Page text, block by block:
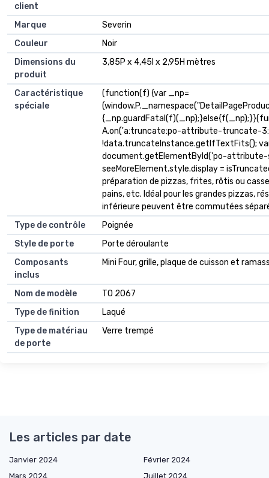
client
Marque
Severin
Couleur
Noir
Dimensions du
produit
3,85P x 4,45l x 2,95H mètres
Caractéristique
spéciale
(function(f) {var _np=
A.on('a:truncate:po-attribute-truncate-
!data.truncateInstance.getIfTextFits();
document.getElementById('po-
seeMoreElement.style.display =
préparation de pizzas, frites, rôtis ou
pains, etc. Idéal pour les grandes pizzas,
inférieure peuvent être commutées
Type de contrôle
Poignée
Style de porte
Porte déroulante
Composants
inclus
Mini Four, grille, plaque de cuisson et
Nom de modèle
TO 2067
Type de finition
Laqué
Type de matériau
de porte
Verre trempé
Les articles par date
Janvier 2024
Février 2024
Mars 2024
Juillet 2024